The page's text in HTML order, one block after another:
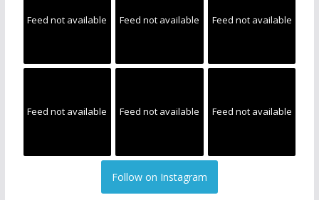
Feed not available Feed not available Feed not available
Feed not available Feed not available Feed not available
Follow on Instagram